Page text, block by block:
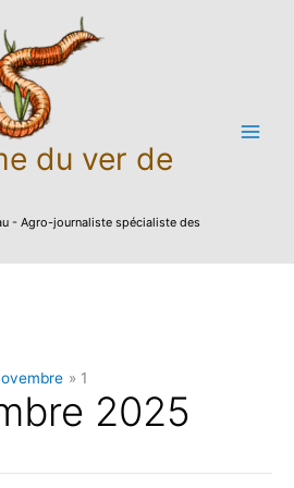
du ver de
- Agro-journaliste spécialiste des
1
2025